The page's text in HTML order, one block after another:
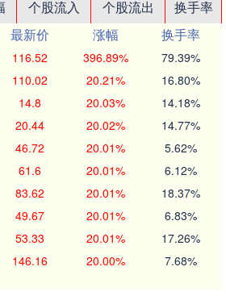
个股流入 个股流出
换手率
最新价 涨幅
换手率
116.52 396.89% 79.39%
110.02 20.21% 16.80%
14.8 20.03% 14.18%
20.44 20.02% 14.77%
46.72 20.01% 5.62%
61.6 20.01% 6.12%
83.62 20.01% 18.37%
49.67 20.01% 6.83%
53.33 20.01% 17.26%
146.16 20.00% 7.68%